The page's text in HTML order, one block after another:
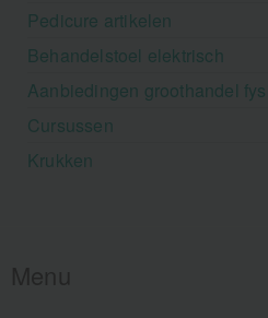
Pedicure artikelen
Behandelstoel elektrisch
Aanbiedingen groothandel
Cursussen
Krukken